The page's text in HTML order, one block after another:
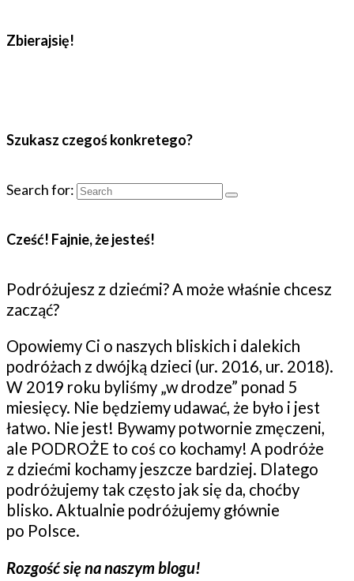
Zbierajsię!
Szukasz czegoś konkretego?
Search for:
Cześć! Fajnie, że jesteś!
Podróżujesz z dziećmi? A może właśnie chcesz
zacząć?
Opowiemy Ci o naszych bliskich i dalekich
podróżach z dwójką dzieci (ur. 2016, ur. 2018).
W 2019 roku byliśmy „w drodze” ponad 5
miesięcy. Nie będziemy udawać, że było i jest
łatwo. Nie jest! Bywamy potwornie zmęczeni,
ale PODROŻE to coś co kochamy! A podróże
z dziećmi kochamy jeszcze bardziej. Dlatego
podróżujemy tak często jak się da, choćby
blisko. Aktualnie podróżujemy głównie
po Polsce.
Rozgość się na naszym blogu!